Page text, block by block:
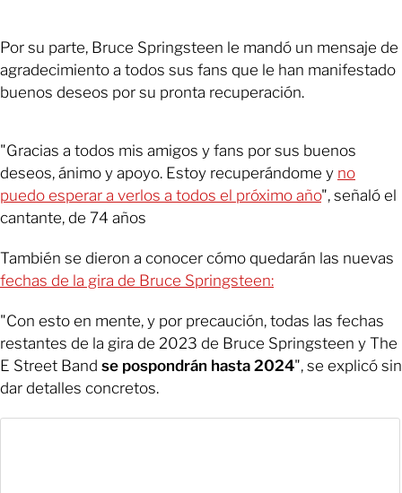
Por su parte, Bruce Springsteen le mandó un mensaje de
agradecimiento a todos sus fans que le han manifestado
buenos deseos por su pronta recuperación.
"Gracias a todos mis amigos y fans por sus buenos
deseos, ánimo y apoyo. Estoy recuperándome y no
puedo esperar a verlos a todos el próximo año", señaló el
cantante, de 74 años
También se dieron a conocer cómo quedarán las nuevas
fechas de la gira de Bruce Springsteen:
"Con esto en mente, y por precaución, todas las fechas
restantes de la gira de 2023 de Bruce Springsteen y The
E Street Band se pospondrán hasta 2024", se explicó sin
dar detalles concretos.